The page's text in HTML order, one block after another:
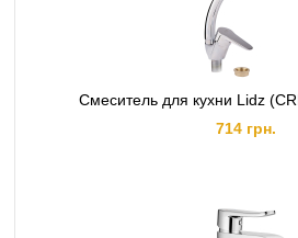
Смеситель для кухни Lidz
714 грн.